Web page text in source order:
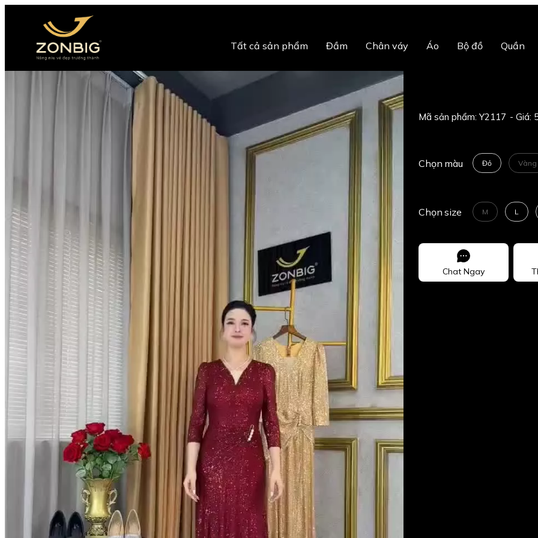
Tất cả sản phẩm Đầm Chân váy Áo Bộ đồ Quần
Đỏ Vàng
M L
size
màu
Chọn
Chọn
Chat Ngay
Mã sản phẩm: Y2117